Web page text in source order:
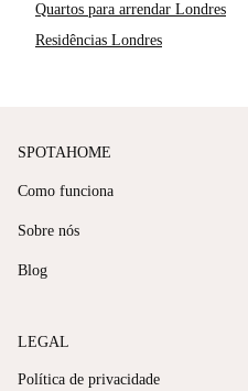
Quartos para arrendar Londres
Residências Londres
SPOTAHOME
Como funciona
Sobre nós
Blog
LEGAL
Política de privacidade